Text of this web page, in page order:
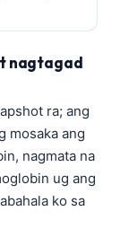
nagtagad
ra; ang
mosaka ang
nagmata na
ug ang
ko sa